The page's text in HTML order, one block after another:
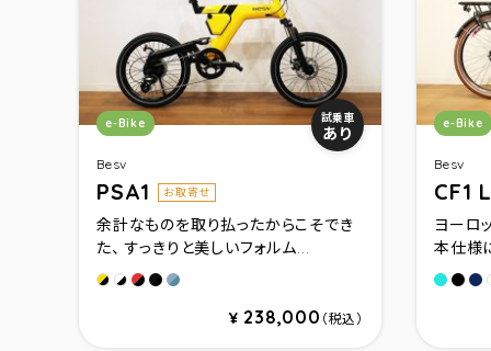
Besv
PSA1 お取寄せ
カテゴリ：
e-Bike 試乗車
あり
余計なものを取り払ったからこそでき
た、 すっきりと美しいフォルム...
Yellow
White
RedBlack（Gloss）
Nardo Gray（限定）
¥ 238,000 （税込）
Besv
CF1
カテゴ
e-Bike
ヨーロ
本仕様
タ－コ
マッ
マ